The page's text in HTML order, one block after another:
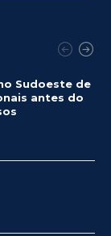
Sudoeste de
antes do